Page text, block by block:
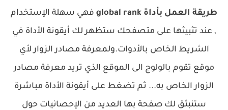
طريقة العمل بأداة global rank
فهي سهلة الإستخدام
, عند تثبيثها على متصفحك ستظهر لك أيقونة الأداة في
الشريط الخاص بالأدوات.ولمعرفة مصادر الزوار لأي
موقع تقوم بالولوج الى الموقع الذي تريد معرفة مصادر
الزوار الخاص به... ثم تضغط على أيقونة الأداة مباشرة
ستنبثق لك صفحة بها العديد من الإحصائيات حول